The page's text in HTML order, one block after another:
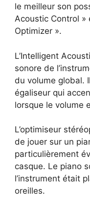
le meilleur son
Acoustic Control »
Optimizer ».
L’Intelligent
sonore de
du volume global.
égaliseur qui
lorsque le volume
L’optimiseur
de jouer sur un
particulièrement
casque. Le piano
l’instrument était
oreilles.